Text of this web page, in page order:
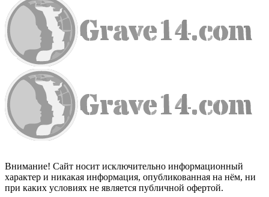
Внимание! Сайт носит исключительно информационный
характер и никакая информация, опубликованная на нём, ни
при каких условиях не является публичной офертой.